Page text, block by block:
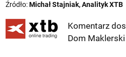
Źródło:Michał Stajniak, Analityk XTB
Komentarz
Dom